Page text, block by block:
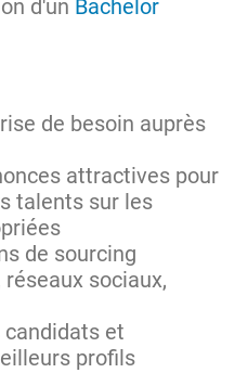
d'un Bachelor
de besoin auprès
attractives pour
talents sur les
de sourcing
sociaux,
et
profils